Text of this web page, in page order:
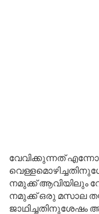
വേവിക്കുന്നത്
നമുക്ക് ആവിയിലും
നമുക്ക് ഒരു മസാല